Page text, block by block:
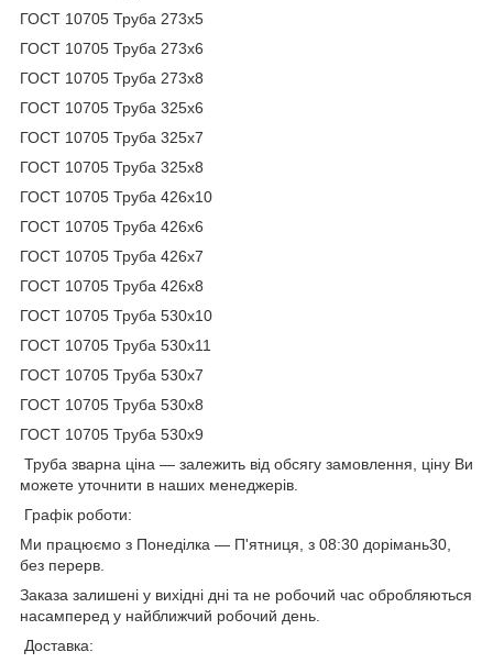
ГОСТ 10705 Труба 273х5
ГОСТ 10705 Труба 273х6
ГОСТ 10705 Труба 273х8
ГОСТ 10705 Труба 325х6
ГОСТ 10705 Труба 325х7
ГОСТ 10705 Труба 325х8
ГОСТ 10705 Труба 426х10
ГОСТ 10705 Труба 426х6
ГОСТ 10705 Труба 426х7
ГОСТ 10705 Труба 426х8
ГОСТ 10705 Труба 530х10
ГОСТ 10705 Труба 530х11
ГОСТ 10705 Труба 530х7
ГОСТ 10705 Труба 530х8
ГОСТ 10705 Труба 530х9
Труба зварна ціна — залежить від обсягу замовлення, ціну Ви
можете уточнити в наших менеджерів.
Графік роботи:
Ми працюємо з Понеділка — П'ятниця, з 08:30 дорімань30,
без перерв.
Заказа залишені у вихідні дні та не робочий час обробляються
насамперед у найближчий робочий день.
Доставка: